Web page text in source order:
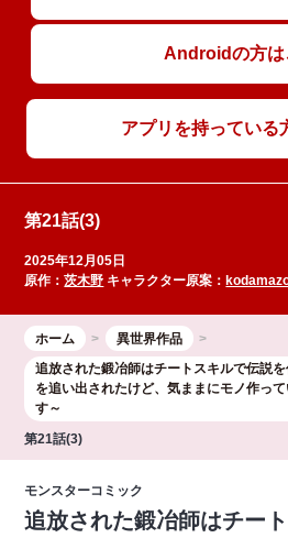
Androidの方は
アプリを持っている
第21話(3)
2025年12月05日
原作：茨木野 キャラクター原案：
ホーム
異世界作品
追放された鍛冶師はチートスキルで伝説
を追い出されたけど、気ままにモノ作っ
す～
第21話(3)
モンスターコミック
追放された鍛冶師はチー